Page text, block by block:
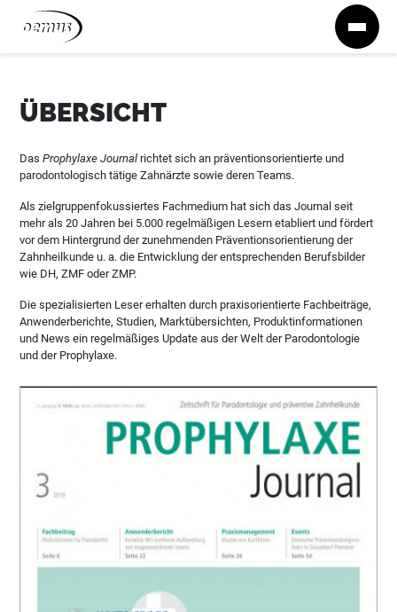
Zum Inhalt springen
ÜBERSICHT
DasProphylaxe Journal richtet sich an präventionsorientierte und
parodontologisch tätige Zahnärzte sowie deren Teams.
Als zielgruppenfokussiertes Fachmedium hat sich das Journal seit
mehr als 20 Jahren bei 5.000 regelmäßigen Lesern etabliert und fördert
vor dem Hintergrund der zunehmenden Präventionsorientierung der
Zahnheilkunde u. a. die Entwicklung der entsprechenden Berufsbilder
wie DH, ZMF oder ZMP.
Die spezialisierten Leser erhalten durch praxisorientierte Fachbeiträge,
Anwenderberichte, Studien, Marktübersichten, Produktinformationen
und News ein regelmäßiges Update aus der Welt der Parodontologie
und der Prophylaxe.